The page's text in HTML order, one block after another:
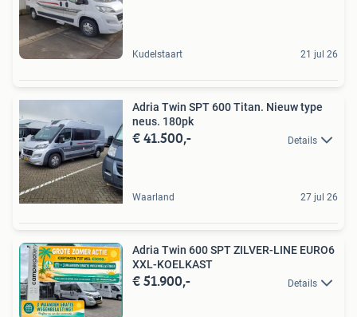
Kudelstaart 21 jul 26
Adria Twin SPT 600 Titan. Nieuw type
neus. 180pk
€ 41.500,- Details
Waarland 27 jul 26
Adria Twin 600 SPT ZILVER-LINE EURO6
XXL-KOELKAST
€ 51.900,- Details